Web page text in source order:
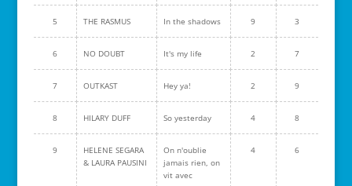
5 THE RASMUS In the shadows 9 3
6 NO DOUBT It's my life 2 7
7 OUTKAST Hey ya! 2 9
8 HILARY DUFF So yesterday 4 8
9
HELENE SEGARA
& LAURA PAUSINI
On n'oublie
jamais rien, on
vit avec
4 6